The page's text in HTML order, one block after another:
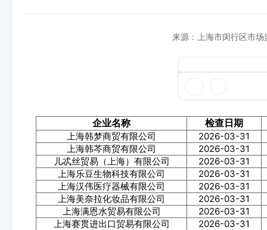
来源：上海市闵行区市
企业名称 检查日期
上海韩梦商贸有限公司
2026-03-31
上海韩芩商贸有限公司
2026-03-31
儿忒丝贸易（上海）有限公司
2026-03-31
上海乐豆生物科技有限公司
2026-03-31
上海汉伟医疗器械有限公司
2026-03-31
上海美奈拉化妆品有限公司
2026-03-31
上海满恩水贸易有限公司
2026-03-31
上海赛贯进出口贸易有限公司
2026-03-31